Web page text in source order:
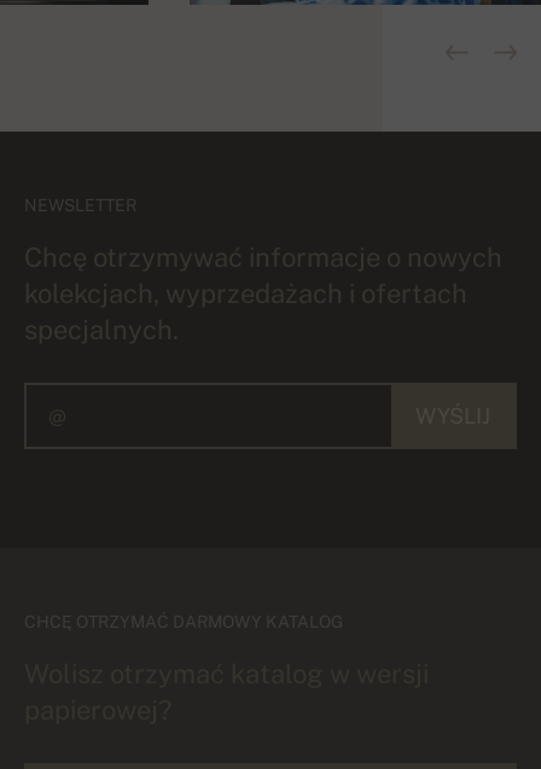
NEWSLETTER
Chcę otrzymywać informacje o nowych
kolekcjach, wyprzedażach i ofertach
specjalnych.
CHCĘ OTRZYMAĆ DARMOWY KATALOG